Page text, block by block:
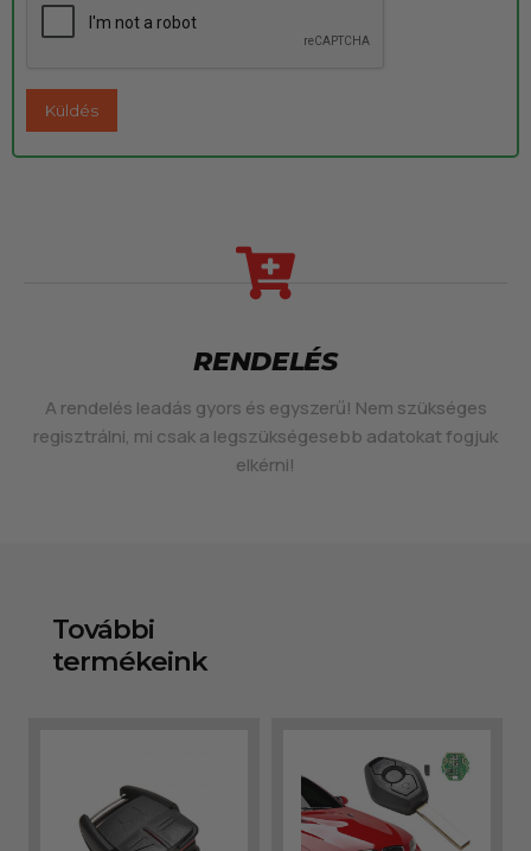
RENDELÉS
A rendelés leadás gyors és egyszerű! Nem szükséges
regisztrálni, mi csak a legszükségesebb adatokat fogjuk
elkérni!
További
termékeink